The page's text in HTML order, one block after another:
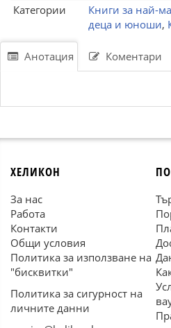
Категории
Книги за най-
деца и юноши,
Анотация Коментари
ХЕЛИКОН
За нас
Работа
Контакти
Общи условия
Политика за използване на
"бисквитки"
Политика за сигурност на
личните данни